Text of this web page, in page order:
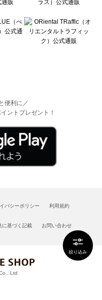
絞り込み
便利に／
ントプレゼント！
バシーポリシー 利用規約
に基づく記載 お問い合わせ
Ltd